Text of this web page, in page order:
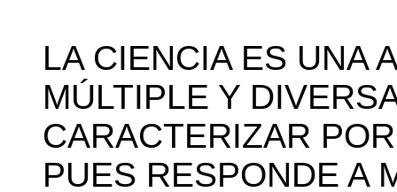
LA CIENCIA ES UNA
MÚLTIPLE Y
CARACTERIZAR
PUES RESPONDE A